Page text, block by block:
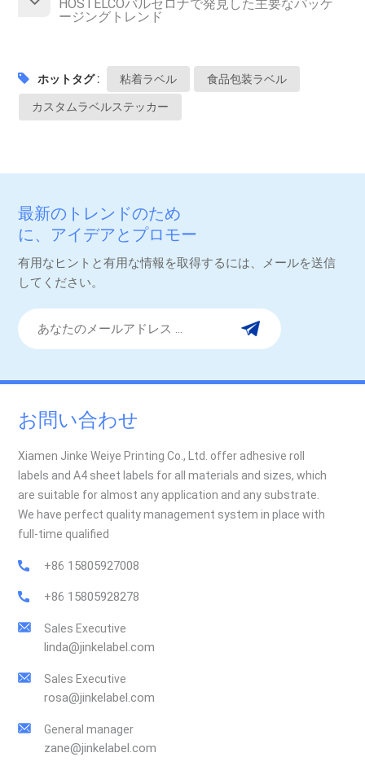
HOSTELCOバルセロナで発見した主要なパッケ
ージングトレンド
ホットタグ : 粘着ラベル 食品包装ラベル
カスタムラベルステッカー
最新のトレンドのため
に、アイデアとプロモー
ション。
有用なヒントと有用な情報を取得するには、メールを送信
してください。
お問い合わせ
Xiamen Jinke Weiye Printing Co., Ltd. offer adhesive roll
labels and A4 sheet labels for all materials and sizes, which
are suitable for almost any application and any substrate.
We have perfect quality management system in place with
full-time qualified
+86 15805927008
+86 15805928278
Sales Executive
linda@jinkelabel.com
Sales Executive
rosa@jinkelabel.com
General manager
zane@jinkelabel.com